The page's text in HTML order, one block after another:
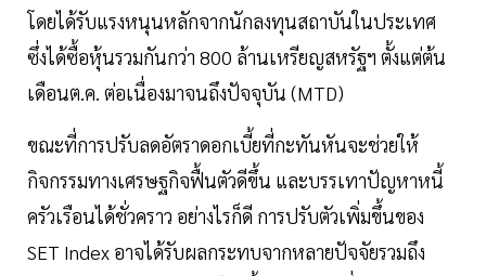
โดยได้รับแรงหนุนหลักจากนักลงทุนสถาบันในประเทศ
ซึ่งได้ซื้อหุ้นรวมกันกว่า 800 ล้านเหรียญสหรัฐฯ ตั้งแต่ต้น
เดือนต.ค. ต่อเนื่องมาจนถึงปัจจุบัน (MTD)
ขณะที่การปรับลดอัตราดอกเบี้ยที่กะทันหันจะช่วยให้
กิจกรรมทางเศรษฐกิจฟื้นตัวดีขึ้น และบรรเทาปัญหาหนี้
ครัวเรือนได้ชั่วคราว อย่างไรก็ดี การปรับตัวเพิ่มขึ้นของ
SET Index อาจได้รับผลกระทบจากหลายปัจจัยรวมถึง